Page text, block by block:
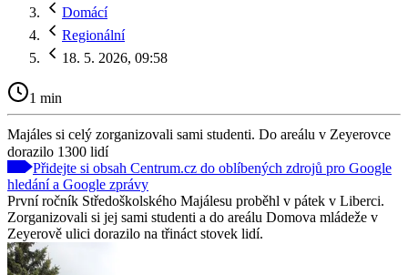
Domácí
Regionální
18. 5. 2026, 09:58
1 min
Majáles si celý zorganizovali sami studenti. Do areálu v Zeyerovce
dorazilo 1300 lidí
Přidejte si obsah Centrum.cz do oblíbených zdrojů pro Google
hledání a Google zprávy
První ročník Středoškolského Majálesu proběhl v pátek v Liberci.
Zorganizovali si jej sami studenti a do areálu Domova mládeže v
Zeyerově ulici dorazilo na třináct stovek lidí.